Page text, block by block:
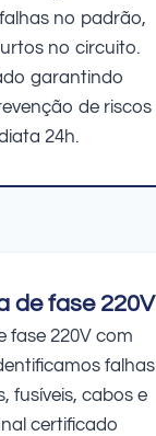
no padrão,
no circuito.
garantindo
de riscos
24h.
de fase 220V
fase 220V com
falhas
fusíveis, cabos e
certificado